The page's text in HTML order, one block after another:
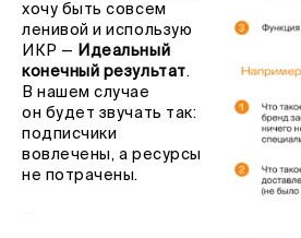
хочу быть совсем
ленивой и использую
ИКР — Идеальный
конечный результат.
В нашем случае
он будет звучать так:
подписчики
вовлечены, а ресурсы
не потрачены.